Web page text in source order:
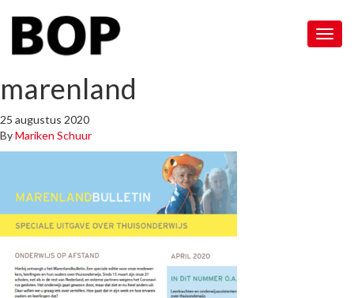
Menu
marenland
25 augustus 2020
ByMariken Schuur